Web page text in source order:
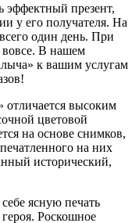
презент,
у его получателя. На
один день. При
вовсе. В нашем
к вашим услугам
отличается высоким
цветовой
на основе снимков,
на них
исторический,
ясную печать
Роскошное